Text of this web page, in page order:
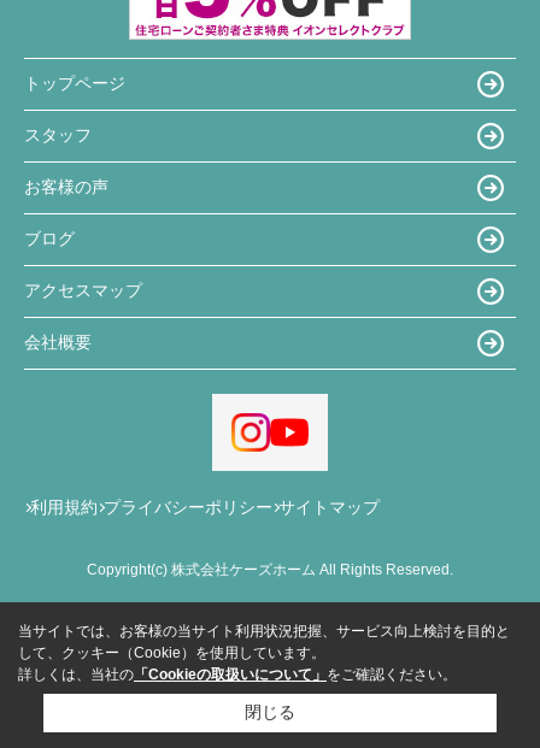
トップページ
スタッフ
お客様の声
ブログ
アクセスマップ
会社概要
利用規約 プライバシーポリシー サイトマップ
Copyright(c) 株式会社ケーズホーム All Rights Reserved.
当サイトでは、お客様の当サイト利用状況把握、サービス向上検討を目的と
して、クッキー（Cookie）を使用しています。
詳しくは、当社の 「Cookieの取扱いについて」 をご確認ください。
閉じる